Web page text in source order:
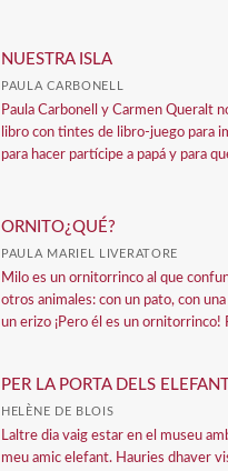
NUESTRA ISLA
PAULA CARBONELL
Paula Carbonell y Carmen Queralt
libro con tintes de libro-juego para
para hacer partícipe a papá y para
ORNITO¿QUÉ?
PAULA MARIEL LIVERATORE
Milo es un ornitorrinco al que
otros animales: con un pato, con
un erizo ¡Pero él es un ornitorrinco!
PER LA PORTA DELS
HELÈNE DE BLOIS
Laltre dia vaig estar en el museu
meu amic elefant. Hauries dhaver